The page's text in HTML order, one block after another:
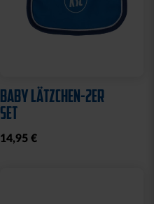
BABY LÄTZCHEN-2ER
SET
14,95 €